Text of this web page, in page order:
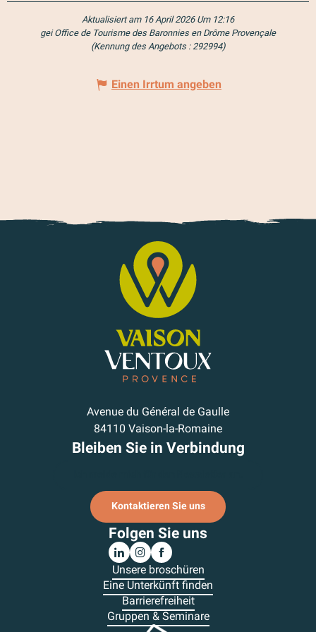
Aktualisiert am 16 April 2026 Um 12:16
gei Office de Tourisme des Baronnies en Drôme Provençale
(Kennung des Angebots :292994)
Einen Irrtum angeben
Avenue du Général de Gaulle
84110 Vaison-la-Romaine
Bleiben Sie in Verbindung
Kontaktieren Sie uns
Folgen Sie uns
Unsere broschüren
Eine Unterkünft finden
Barrierefreiheit
Gruppen & Seminare